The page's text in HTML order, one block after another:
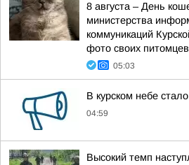
8 августа – День
министерства
коммуникаций
фото своих питомцев
05:03
В курском небе
04:59
Высокий темп